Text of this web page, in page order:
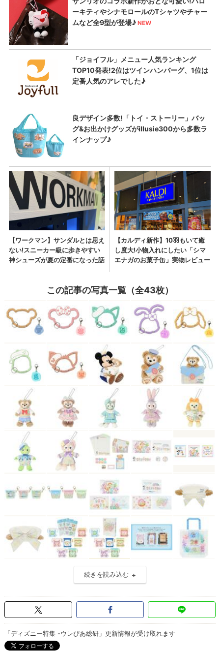
この記事の写真一覧（全43枚）
続きを読み込む
「ディズニー特集 -ウレぴあ総研」更新情報が受け取れます